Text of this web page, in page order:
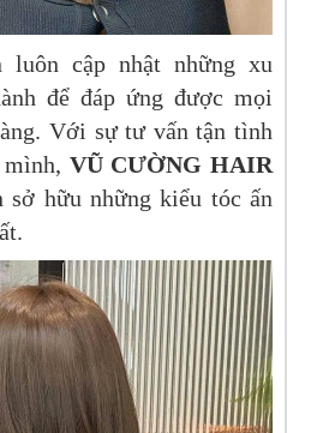
luôn cập nhật những xu
để đáp ứng được mọi
Với sự tư vấn tận tình
VŨ CƯỜNG HAIR
sở hữu những kiểu tóc ấn